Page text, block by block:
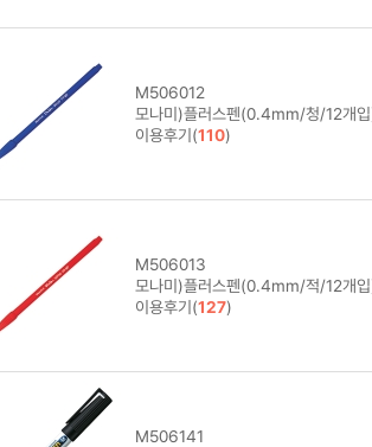
M506012
모나미)플러스펜(0.4mm/청/12개
이용후기(110)
M506013
모나미)플러스펜(0.4mm/적/12개
이용후기(127)
M506141